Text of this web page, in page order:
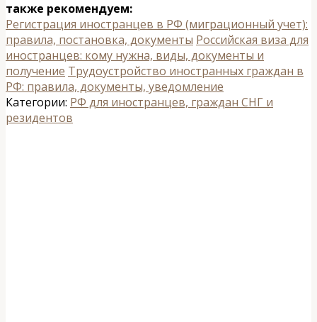
также рекомендуем:
Регистрация иностранцев в РФ (миграционный учет):
правила, постановка, документы Российская виза для
иностранцев: кому нужна, виды, документы и
получение Трудоустройство иностранных граждан в
РФ: правила, документы, уведомление
Категории: РФ для иностранцев, граждан СНГ и
резидентов